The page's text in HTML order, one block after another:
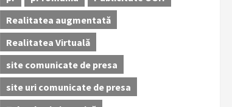
Realitatea augmentată
Realitatea Virtuală
site comunicate de presa
site uri comunicate de presa